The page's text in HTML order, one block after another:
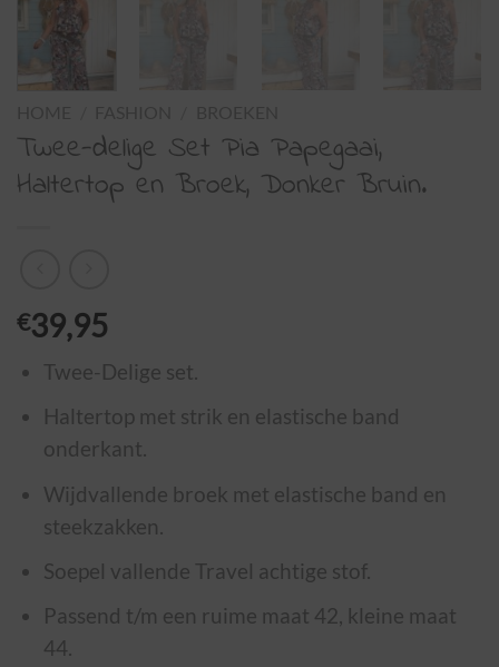
Twee-delige Set Pia Papegaai,
Haltertop en Broek, Donker Bruin.
€39,95
Twee-Delige set.
Haltertop met strik en elastische band
onderkant.
Wijdvallende broek met elastische band en
steekzakken.
Soepel vallende Travel achtige stof.
Passend t/m een ruime maat 42, kleine maat
44.